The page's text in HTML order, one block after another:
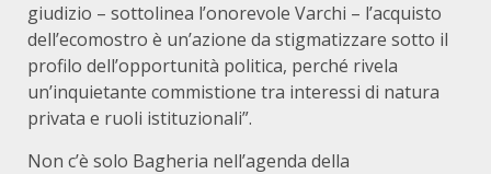
giudizio – sottolinea l’onorevole Varchi – l’acquisto
dell’ecomostro è un’azione da stigmatizzare sotto il
profilo dell’opportunità politica, perché rivela
un’inquietante commistione tra interessi di natura
privata e ruoli istituzionali”.
Non c’è solo Bagheria nell’agenda della